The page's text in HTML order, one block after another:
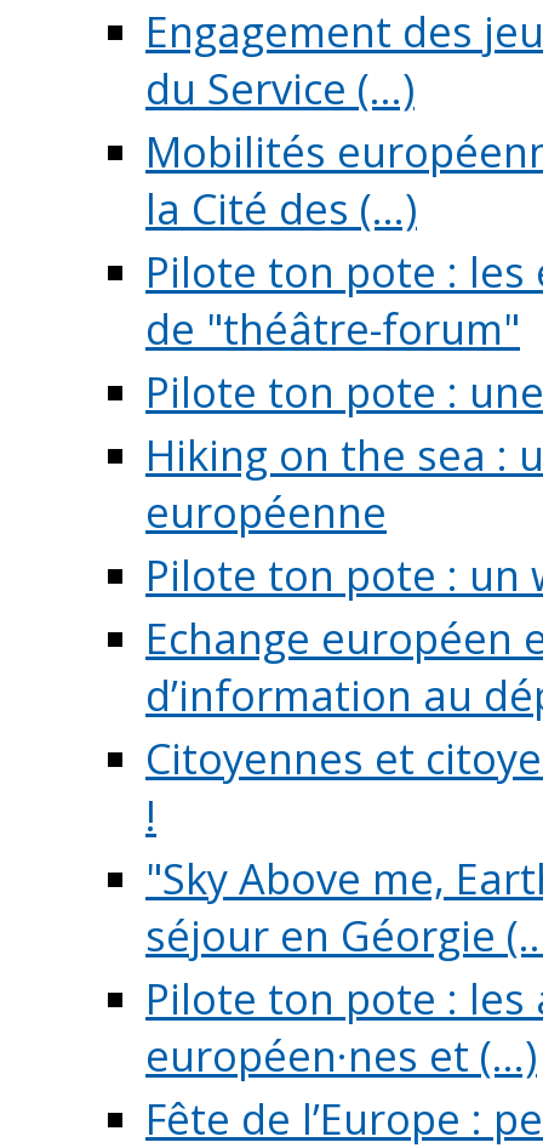
Engagement des
du Service (...)
Mobilités
la Cité des (...)
Pilote ton pote :
de "théâtre-forum"
Pilote ton pote :
Hiking on the sea :
européenne
Pilote ton pote : un
Echange européen
d’information au
Citoyennes et
!
"Sky Above me,
séjour en Géorgie
Pilote ton pote :
européen·nes et (...)
Fête de l’Europe :